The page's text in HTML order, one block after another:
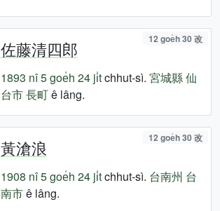
佐藤清四郎 12 goe̍h 30 改
1893 nî5 goe̍h 24 ji̍tchhut-sì. 宮城縣仙
台市長町ê lâng.
黃滄浪 12 goe̍h 30 改
1908 nî5 goe̍h 24 ji̍tchhut-sì. 台南州 台
南市ê lâng.